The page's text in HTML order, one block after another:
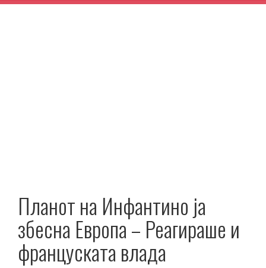
Планот на Инфантино ја
збесна Европа – Реагираше и
француската влада